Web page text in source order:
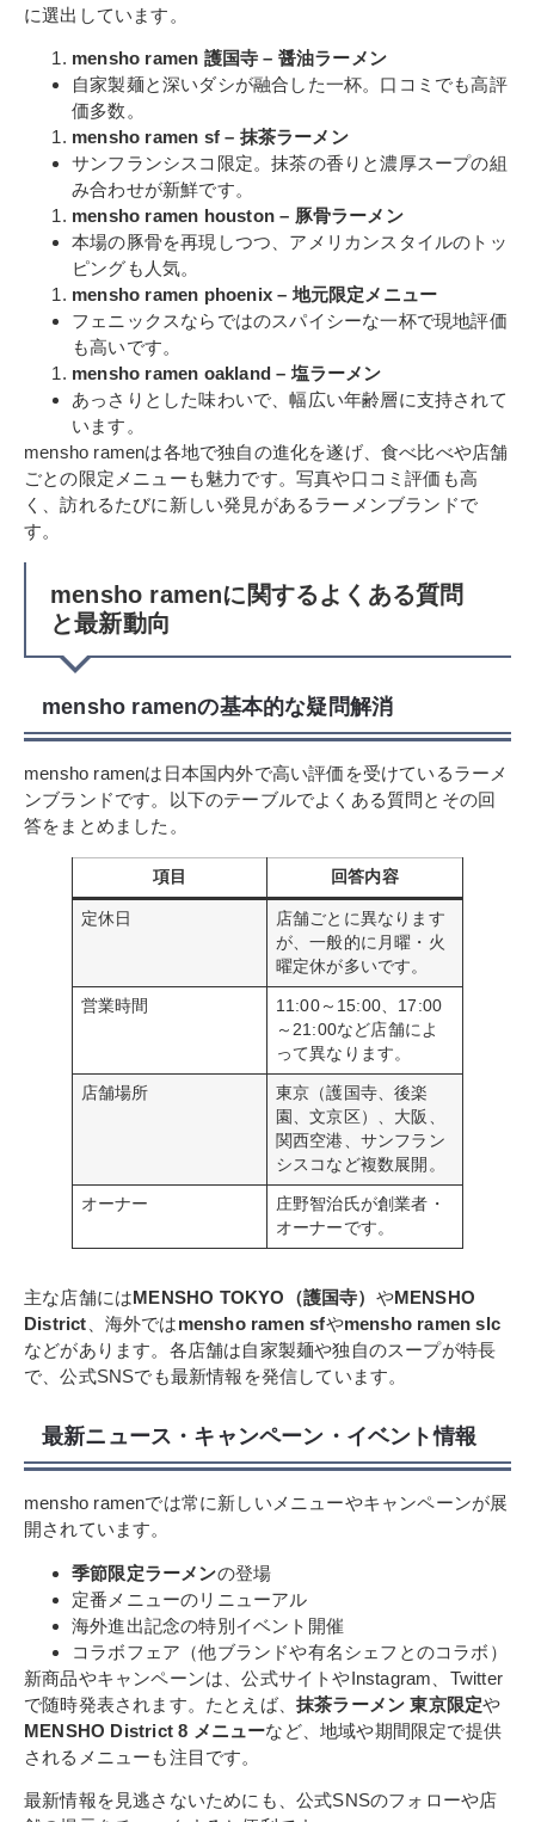
に選出しています。
mensho ramen 護国寺 – 醤油ラーメン
自家製麺と深いダシが融合した一杯。口コミでも高評
価多数。
mensho ramen sf – 抹茶ラーメン
サンフランシスコ限定。抹茶の香りと濃厚スープの組
み合わせが新鮮です。
mensho ramen houston – 豚骨ラーメン
本場の豚骨を再現しつつ、アメリカンスタイルのトッ
ピングも人気。
mensho ramen phoenix – 地元限定メニュー
フェニックスならではのスパイシーな一杯で現地評価
も高いです。
mensho ramen oakland – 塩ラーメン
あっさりとした味わいで、幅広い年齢層に支持されて
います。
mensho ramenは各地で独自の進化を遂げ、食べ比べや店舗
ごとの限定メニューも魅力です。写真や口コミ評価も高
く、訪れるたびに新しい発見があるラーメンブランドで
す。
mensho ramenに関するよくある質問
と最新動向
mensho ramenの基本的な疑問解消
mensho ramenは日本国内外で高い評価を受けているラーメ
ンブランドです。以下のテーブルでよくある質問とその回
答をまとめました。
項目 回答内容
定休日
店舗ごとに異なります
が、一般的に月曜・火
曜定休が多いです。
営業時間
11:00～15:00、17:00
～21:00など店舗によ
って異なります。
店舗場所
東京（護国寺、後楽
園、文京区）、大阪、
関西空港、サンフラン
シスコなど複数展開。
オーナー
庄野智治氏が創業者・
オーナーです。
主な店舗にはMENSHO TOKYO（護国寺） やMENSHO
District 、海外ではmensho ramen sfやmensho ramen slc
などがあります。各店舗は自家製麺や独自のスープが特長
で、公式SNSでも最新情報を発信しています。
最新ニュース・キャンペーン・イベント情報
mensho ramenでは常に新しいメニューやキャンペーンが展
開されています。
季節限定ラーメンの登場
定番メニューのリニューアル
海外進出記念の特別イベント開催
コラボフェア（他ブランドや有名シェフとのコラボ）
新商品やキャンペーンは、公式サイトやInstagram、Twitter
で随時発表されます。たとえば、 抹茶ラーメン 東京限定や
MENSHO District 8 メニューなど、地域や期間限定で提供
されるメニューも注目です。
最新情報を見逃さないためにも、公式SNSのフォローや店